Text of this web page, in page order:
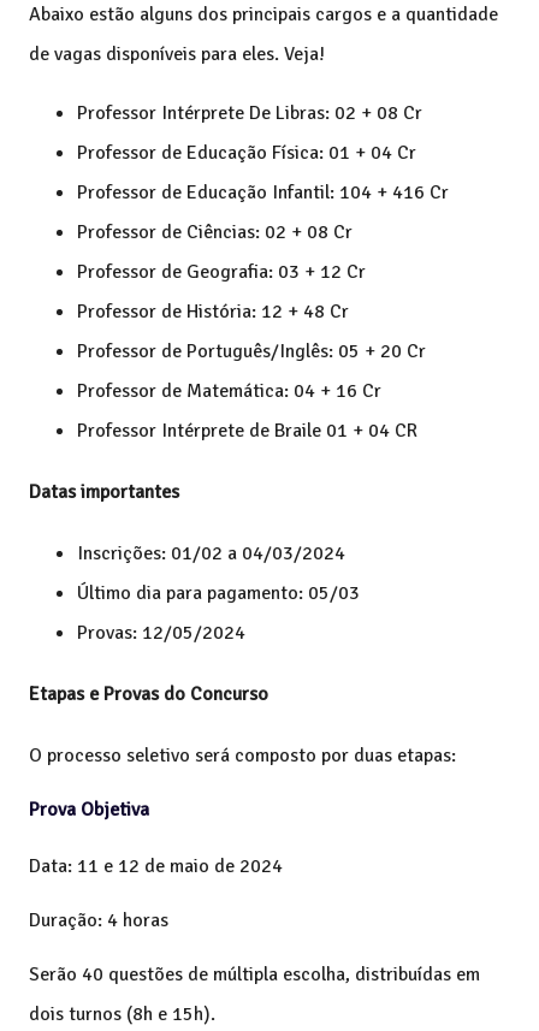
Abaixo estão alguns dos principais cargos e a quantidade
de vagas disponíveis para eles. Veja!
Professor Intérprete De Libras: 02 + 08 Cr
Professor de Educação Física: 01 + 04 Cr
Professor de Educação Infantil: 104 + 416 Cr
Professor de Ciências: 02 + 08 Cr
Professor de Geografia: 03 + 12 Cr
Professor de História: 12 + 48 Cr
Professor de Português/Inglês: 05 + 20 Cr
Professor de Matemática: 04 + 16 Cr
Professor Intérprete de Braile 01 + 04 CR
Datas importantes
Inscrições: 01/02 a 04/03/2024
Último dia para pagamento: 05/03
Provas: 12/05/2024
Etapas e Provas do Concurso
O processo seletivo será composto por duas etapas:
Prova Objetiva
Data: 11 e 12 de maio de 2024
Duração: 4 horas
Serão 40 questões de múltipla escolha, distribuídas em
dois turnos (8h e 15h).